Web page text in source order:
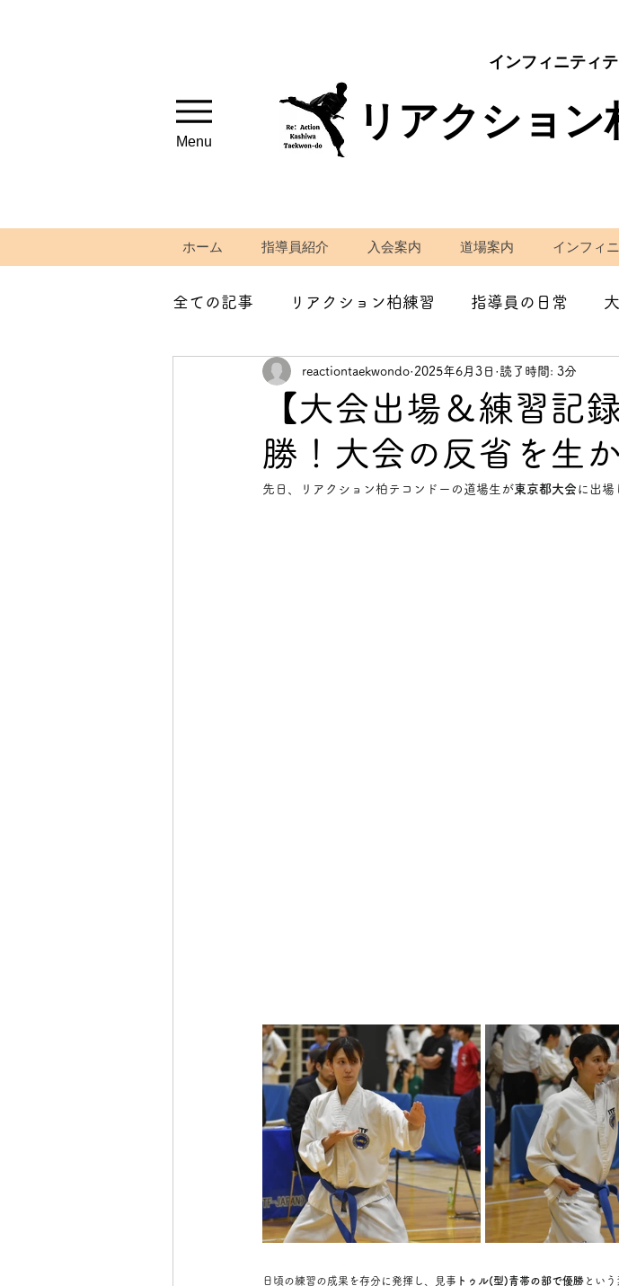
インフィニティ
リアクショ
Menu
ホーム 指導員紹介 入会案内 道場案内 インフィ
全ての記事 リアクション柏練習 指導員の日常
筋トレ、ストレッチ紹介 学校の先生として
イベント 初心者向け 深堀コラム
【大会出場＆練習記
勝！大会の反省を生
reactiontaekwondo 2025年6月3日 読了時間: 3分
先日、リアクション柏テコンドーの道場生が東京都大会 に出場
日頃の練習の成果を存分に発揮し、見事 トゥル(型)青帯の部で優勝 とい